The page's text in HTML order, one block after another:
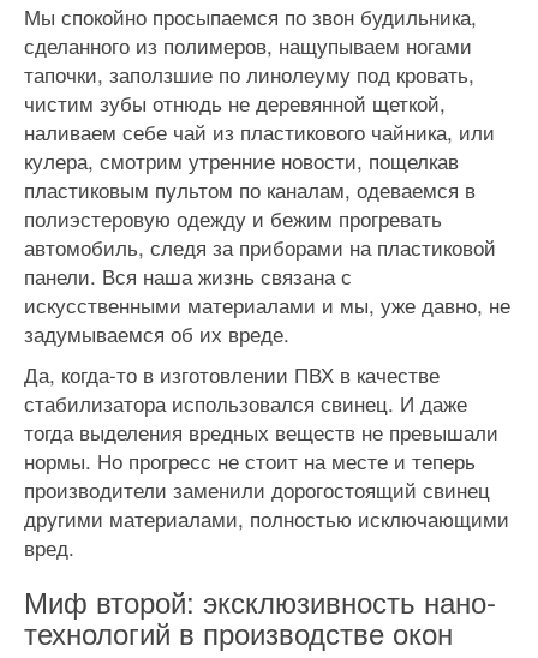
Мы спокойно просыпаемся по звон будильника,
сделанного из полимеров, нащупываем ногами
тапочки, заползшие по линолеуму под кровать,
чистим зубы отнюдь не деревянной щеткой,
наливаем себе чай из пластикового чайника, или
кулера, смотрим утренние новости, пощелкав
пластиковым пультом по каналам, одеваемся в
полиэстеровую одежду и бежим прогревать
автомобиль, следя за приборами на пластиковой
панели. Вся наша жизнь связана с
искусственными материалами и мы, уже давно, не
задумываемся об их вреде.
Да, когда-то в изготовлении ПВХ в качестве
стабилизатора использовался свинец. И даже
тогда выделения вредных веществ не превышали
нормы. Но прогресс не стоит на месте и теперь
производители заменили дорогостоящий свинец
другими материалами, полностью исключающими
вред.
Миф второй: эксклюзивность нано-
технологий в производстве окон